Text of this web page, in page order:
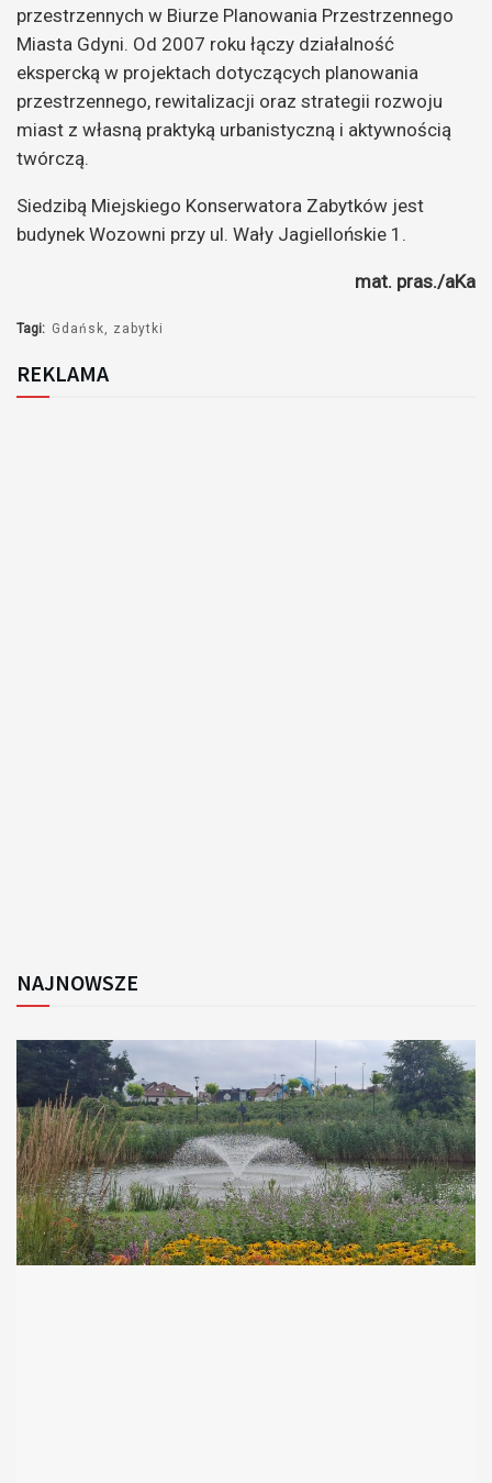
przestrzennych w Biurze Planowania Przestrzennego
Miasta Gdyni. Od 2007 roku łączy działalność
ekspercką w projektach dotyczących planowania
przestrzennego, rewitalizacji oraz strategii rozwoju
miast z własną praktyką urbanistyczną i aktywnością
twórczą.
Siedzibą Miejskiego Konserwatora Zabytków jest
budynek Wozowni przy ul. Wały Jagiellońskie 1.
mat. pras./aKa
Tagi: Gdańsk zabytki
REKLAMA
NAJNOWSZE